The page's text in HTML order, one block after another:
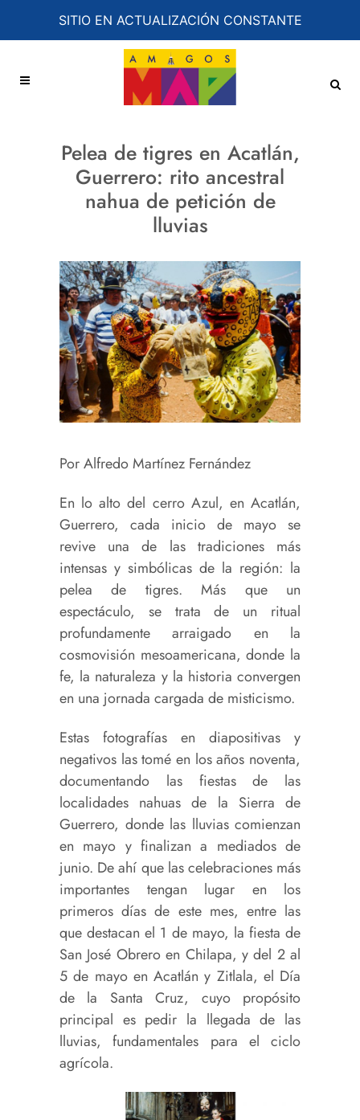
SITIO EN ACTUALIZACIÓN CONSTANTE
Pelea de tigres en Acatlán,
Guerrero: rito ancestral
nahua de petición de
lluvias
Por Alfredo Martínez Fernández
En lo alto del cerro Azul, en Acatlán,
Guerrero, cada inicio de mayo se
revive una de las tradiciones más
intensas y simbólicas de la región: la
pelea de tigres. Más que un
espectáculo, se trata de un ritual
profundamente arraigado en la
cosmovisión mesoamericana, donde la
fe, la naturaleza y la historia convergen
en una jornada cargada de misticismo.
Estas fotografías en diapositivas y
negativos las tomé en los años noventa,
documentando las fiestas de las
localidades nahuas de la Sierra de
Guerrero, donde las lluvias comienzan
en mayo y finalizan a mediados de
junio. De ahí que las celebraciones más
importantes tengan lugar en los
primeros días de este mes, entre las
que destacan el 1 de mayo, la fiesta de
San José Obrero en Chilapa, y del 2 al
5 de mayo en Acatlán y Zitlala, el Día
de la Santa Cruz, cuyo propósito
principal es pedir la llegada de las
lluvias, fundamentales para el ciclo
agrícola.